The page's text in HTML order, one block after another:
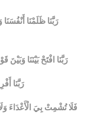
رَبَّنَا ظَلَمْنَا
رَبَّنَا افْتَحْ بَيْنَنَا وَبَيْنَ
رَبَّنَا
فَلَا تُشْمِتْ بِيَ الْأَعْدَاءَ